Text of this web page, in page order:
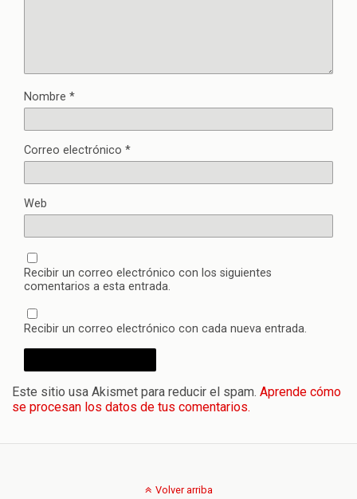
Nombre *
Correo electrónico *
Web
Recibir un correo electrónico con los siguientes
comentarios a esta entrada.
Recibir un correo electrónico con cada nueva entrada.
Este sitio usa Akismet para reducir el spam. Aprende cómo
se procesan los datos de tus comentarios.
Volver arriba